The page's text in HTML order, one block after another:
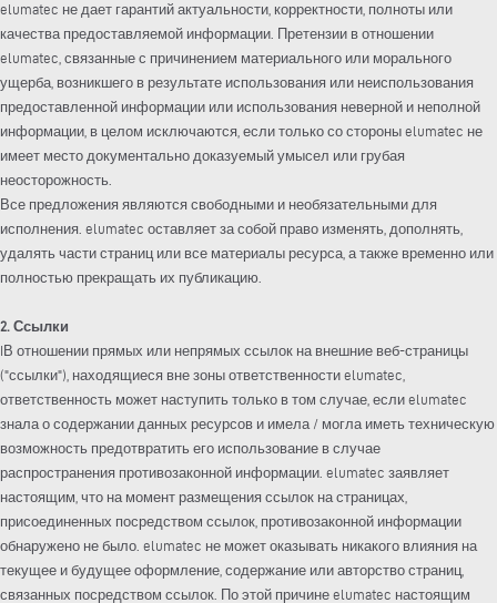
elumatec не дает гарантий актуальности, корректности, полноты или
качества предоставляемой информации. Претензии в отношении
elumatec, связанные с причинением материального или морального
ущерба, возникшего в результате использования или неиспользования
предоставленной информации или использования неверной и неполной
информации, в целом исключаются, если только со стороны elumatec не
имеет место документально доказуемый умысел или грубая
неосторожность.
Все предложения являются свободными и необязательными для
исполнения. elumatec оставляет за собой право изменять, дополнять,
удалять части страниц или все материалы ресурса, а также временно или
полностью прекращать их публикацию.
2. Ссылки
IВ отношении прямых или непрямых ссылок на внешние веб-страницы
("ссылки"), находящиеся вне зоны ответственности elumatec,
ответственность может наступить только в том случае, если elumatec
знала о содержании данных ресурсов и имела / могла иметь техническую
возможность предотвратить его использование в случае
распространения противозаконной информации. elumatec заявляет
настоящим, что на момент размещения ссылок на страницах,
присоединенных посредством ссылок, противозаконной информации
обнаружено не было. elumatec не может оказывать никакого влияния на
текущее и будущее оформление, содержание или авторство страниц,
связанных посредством ссылок. По этой причине elumatec настоящим